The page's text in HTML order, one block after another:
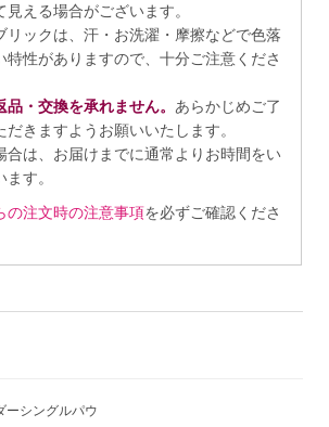
見える場合がございます。
リックは、汗・お洗濯・摩擦などで色落
特性がありますので、十分ご注意くださ
品・交換を承れません。 あらかじめご了
きますようお願いいたします。
合は、お届けまでに通常よりお時間をい
す。
の注文時の注意事項を必ずご確認くださ
ーシングルパウ